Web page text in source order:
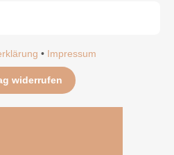
• Impressum
widerrufen